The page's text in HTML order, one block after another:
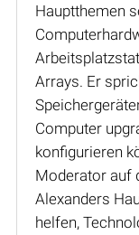
Hauptthemen
Arrays. Er
Computer
konfigurieren
Moderator auf
Alexanders
helfen,